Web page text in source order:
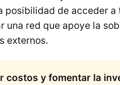
posibilidad de acceder
una red que apoye la
externos.
costos y fomentar la